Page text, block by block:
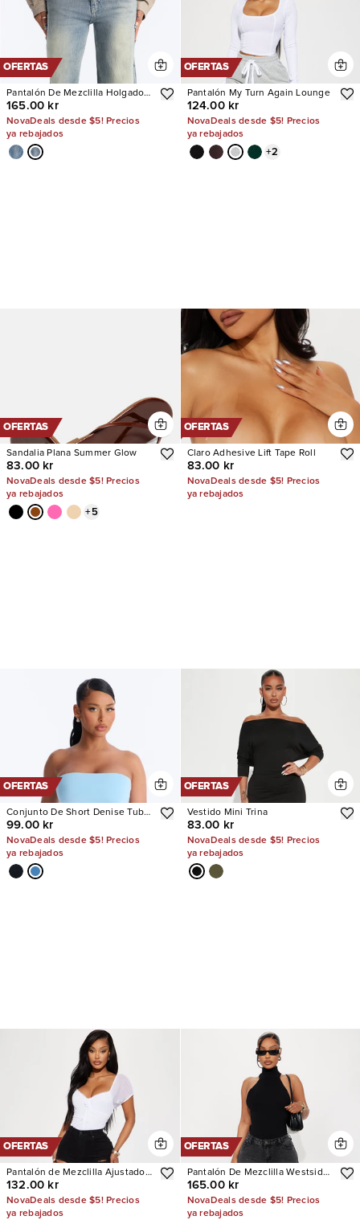
OFERTAS
Pantalón De Mezclilla Holgado
Next Chapter Baggy
165.00 kr
NovaDeals desde $5! Precios
ya rebajados
OFERTAS
Pantalón My Turn Again Lounge
124.00 kr
NovaDeals desde $5! Precios
ya rebajados
+2
OFERTAS
Sandalia Plana Summer Glow
83.00 kr
NovaDeals desde $5! Precios
ya rebajados
+5
OFERTAS
Claro Adhesive Lift Tape Roll
83.00 kr
NovaDeals desde $5! Precios
ya rebajados
OFERTAS
Conjunto De Short Denise Tube
Top
99.00 kr
NovaDeals desde $5! Precios
ya rebajados
OFERTAS
Vestido Mini Trina
83.00 kr
NovaDeals desde $5! Precios
ya rebajados
OFERTAS
Pantalón de Mezclilla Ajustado
Tiro Alto Con Stretch Decker
Ripped
132.00 kr
NovaDeals desde $5! Precios
ya rebajados
OFERTAS
Pantalón De Mezclilla Westside
Low Rise Wide Leg
165.00 kr
NovaDeals desde $5! Precios
ya rebajados